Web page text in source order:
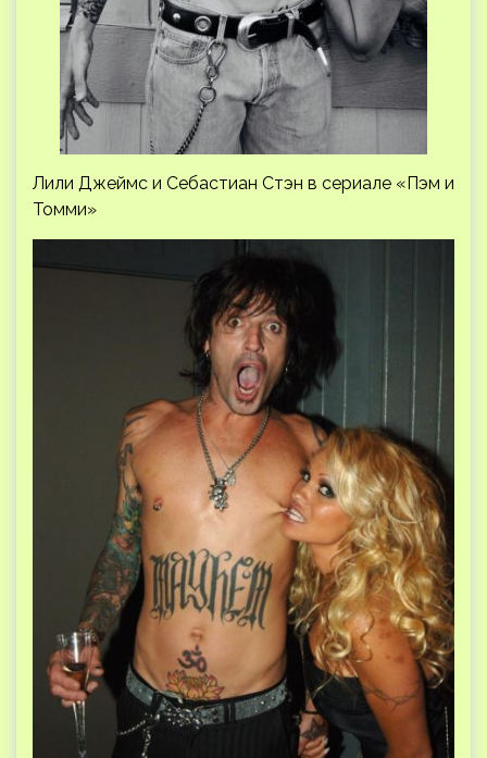
Лили Джеймс и Себастиан Стэн в сериале «Пэм и
Томми»